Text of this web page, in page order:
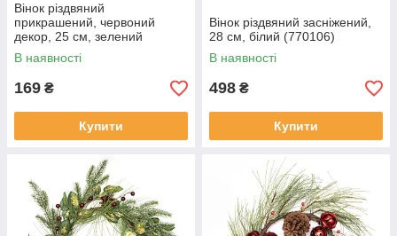
Вінок різдвяний
прикрашений, червоний
декор, 25 см, зелений
(471010)
В наявності
169 ₴
Купити
Вінок різдвяний засніжений,
28 см, білий (770106)
В наявності
498 ₴
Купити